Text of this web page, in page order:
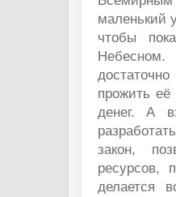
маленький
чтобы
прожить
денег. А
закон,
ресурсов,
делается